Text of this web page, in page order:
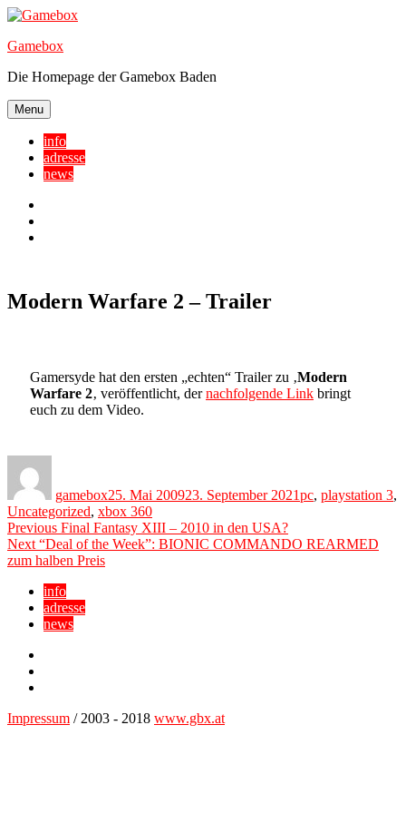
Skip
content
Gamebox
Die Homepage der Gamebox Baden
Menu
info
adresse
news
Modern Warfare 2 – Trailer
Gamersyde hat den ersten „echten“ Trailer zu ‚Modern
Warfare 2‚ veröffentlicht, dernachfolgende Link bringt
euch zu dem Video.
gamebox25. Mai 200923. September 2021pc, playstation 3,
Uncategorized, xbox 360
Beitragsnavigation
Previous Previous
post:
Final Fantasy XIII – 2010 in den USA?
Next Next
post:
“Deal of the Week”: BIONIC COMMANDO REARMED
zum halben Preis
info
adresse
news
Impressum / 2003 - 2018 www.gbx.at